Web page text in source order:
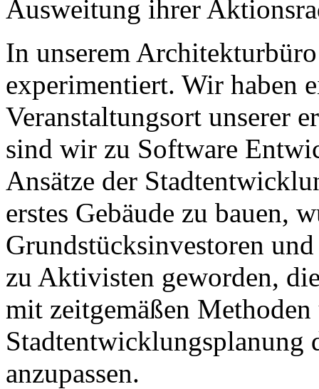
Ausweitung ihrer
In unserem
experimentiert. Wir haben
Veranstaltungsort unserer
sind wir zu Software
Ansätze der
erstes Gebäude zu bauen,
Grundstücksinvestoren
zu Aktivisten geworden,
mit zeitgemäßen
Stadtentwicklungsplanung
anzupassen.